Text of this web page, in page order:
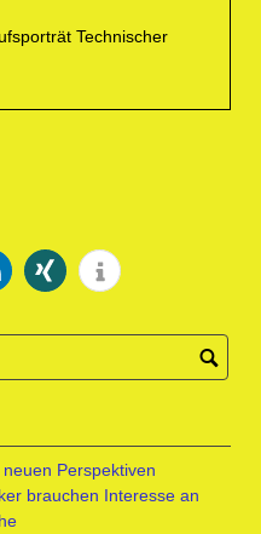
Technischer
Perspektiven
brauchen Interesse an